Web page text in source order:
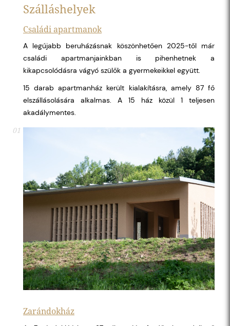
Szálláshelyek
Családi apartmanok
A legújabb beruházásnak köszönhetően 2025-től már
családi apartmanjainkban is pihenhetnek a
kikapcsolódásra vágyó szülők a gyermekeikkel együtt.
15 darab apartmanház került kialakításra, amely 87 fő
elszállásolására alkalmas. A 15 ház közül 1 teljesen
akadálymentes.
01
Zarándokház